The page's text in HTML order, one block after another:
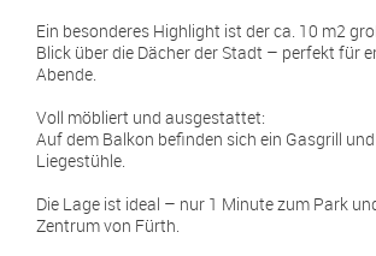
Ein besonderes Highlight ist der ca. 10 m2
Blick über die Dächer der Stadt – perfekt für
Abende.
Voll möbliert und ausgestattet:
Auf dem Balkon befinden sich ein Gasgrill
Liegestühle.
Die Lage ist ideal – nur 1 Minute zum Park
Zentrum von Fürth.